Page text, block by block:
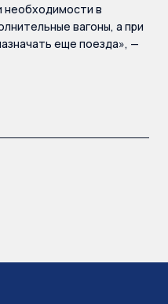
необходимости в
вагоны, а при
еще поезда», —